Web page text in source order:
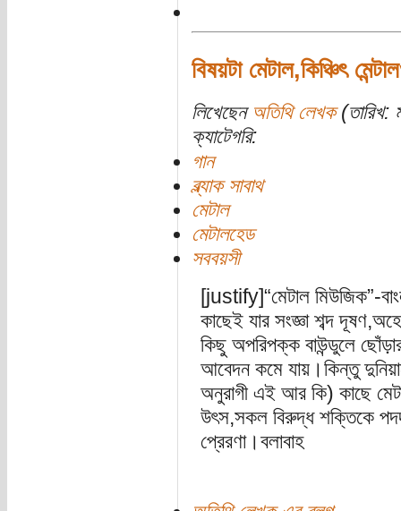
বিষয়টা মেটাল,কিঞ্চিৎ
লিখেছেন অতিথি লেখক(তারিখ:
ক্যাটেগরি:
গান
ব্ল্যাক সাবাথ
মেটাল
মেটালহেড
সববয়সী
[justify]“মেটাল মিউজিক”-
কাছেই যার সংজ্ঞা শব্দ
কিছু অপরিপক্ক বাউন্ডুলে
আবেদন কমে যায়।কিন্তু
অনুরাগী এই আর কি) কাছে
উৎস,সকল বিরুদ্ধ শক্তিকে
প্রেরণা।বলাবাহ